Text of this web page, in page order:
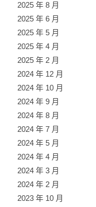
2025 年 8 月
2025 年 6 月
2025 年 5 月
2025 年 4 月
2025 年 2 月
2024 年 12 月
2024 年 10 月
2024 年 9 月
2024 年 8 月
2024 年 7 月
2024 年 5 月
2024 年 4 月
2024 年 3 月
2024 年 2 月
2023 年 10 月